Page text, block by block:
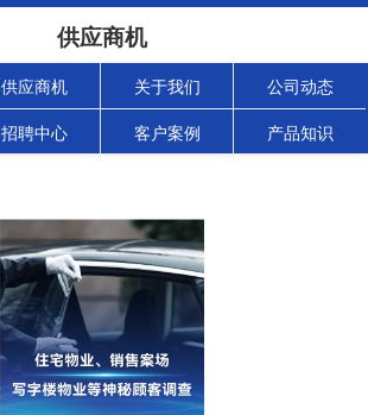
供应商机
供应商机 关于我们 公司动态
招聘中心 客户案例 产品知识